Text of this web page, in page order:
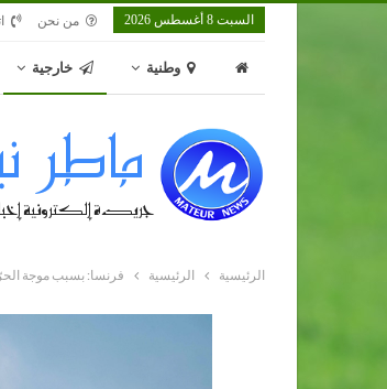
السبت 8 أغسطس 2026 من نحن
وطنية خارجية
الرئيسية الرئيسية فرنسا: بسبب موجة الحرّ..